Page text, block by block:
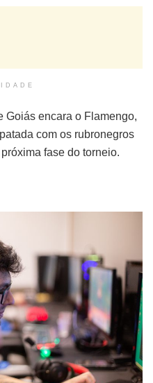
Goiás encara o Flamengo,
com os rubronegros
fase do torneio.